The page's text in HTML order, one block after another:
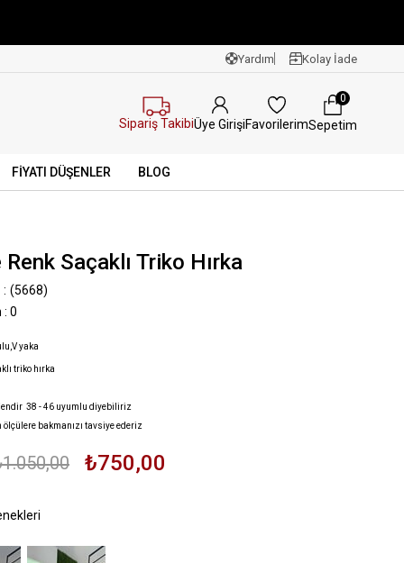
Yardım Kolay İade
Sipariş TakibiÜye GirişiFavorilerimSepetim
0
FİYATI DÜŞENLER BLOG
Renk Saçaklı Triko Hırka
(5668)
: 0
yaka
triko hırka
38 - 46 uyumlu diyebiliriz
ölçülere bakmanızı tavsiye ederiz
₺750,00